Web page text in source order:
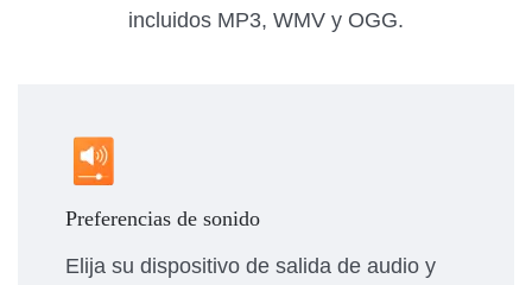
incluidos MP3, WMV y OGG.
Preferencias de sonido
Elija su dispositivo de salida de audio y